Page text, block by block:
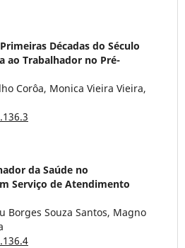
Décadas do Século
ao Trabalhador no Pré-
Corôa, Monica Vieira Vieira,
da Saúde no
Serviço de Atendimento
Borges Souza Santos, Magno